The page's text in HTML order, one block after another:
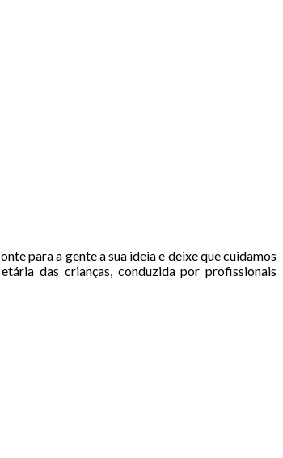
para a gente a sua ideia e deixe que cuidamos
das crianças, conduzida por profissionais